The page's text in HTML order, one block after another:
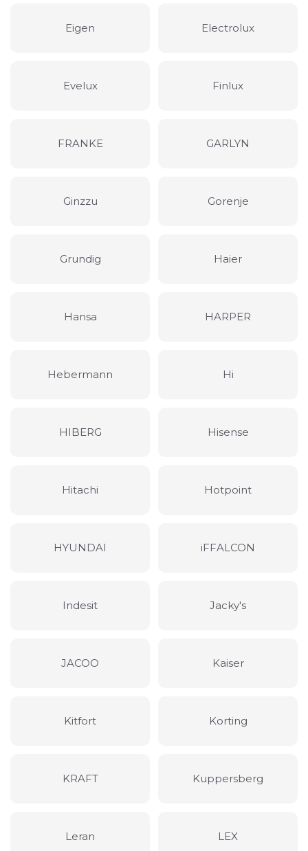
Eigen Electrolux
Evelux Finlux
FRANKE GARLYN
Ginzzu Gorenje
Grundig Haier
Hansa HARPER
Hebermann Hi
HIBERG Hisense
Hitachi Hotpoint
HYUNDAI iFFALCON
Indesit Jacky's
JACOO Kaiser
Kitfort Korting
KRAFT Kuppersberg
Leran LEX